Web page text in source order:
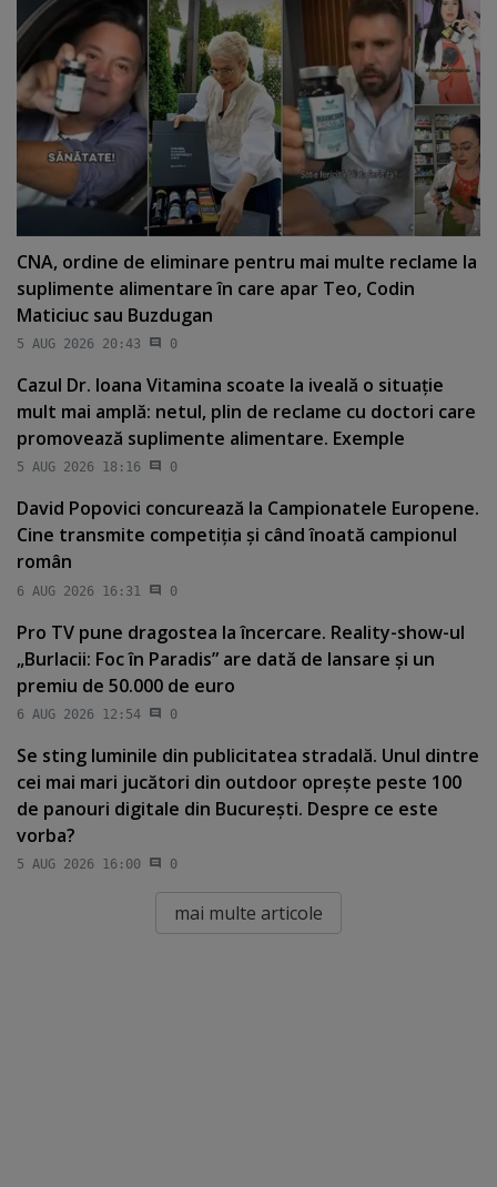
CNA, ordine de eliminare pentru mai multe reclame la
suplimente alimentare în care apar Teo, Codin
Maticiuc sau Buzdugan
5 AUG 2026 20:43 0
Cazul Dr. Ioana Vitamina scoate la iveală o situaţie
mult mai amplă: netul, plin de reclame cu doctori care
promovează suplimente alimentare. Exemple
5 AUG 2026 18:16 0
David Popovici concurează la Campionatele Europene.
Cine transmite competiţia şi când înoată campionul
român
6 AUG 2026 16:31 0
Pro TV pune dragostea la încercare. Reality-show-ul
„Burlacii: Foc în Paradis” are dată de lansare şi un
premiu de 50.000 de euro
6 AUG 2026 12:54 0
Se sting luminile din publicitatea stradală. Unul dintre
cei mai mari jucători din outdoor opreşte peste 100
de panouri digitale din Bucureşti. Despre ce este
vorba?
5 AUG 2026 16:00 0
mai multe articole